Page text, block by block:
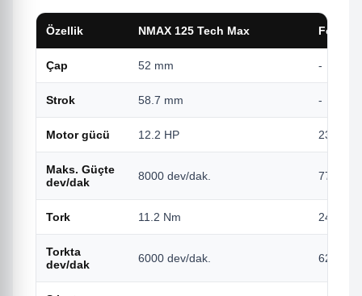
Özellik NMAX 125 Tech Max Forza
Çap 52 mm -
Strok 58.7 mm -
Motor gücü 12.2 HP 23,1
Maks. Güçte
dev/dak
8000 dev/dak. 7750
Tork 11.2 Nm 24 Nm
Torkta
dev/dak
6000 dev/dak. 6250